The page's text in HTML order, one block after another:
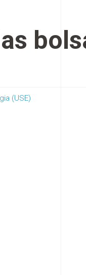
(USE)